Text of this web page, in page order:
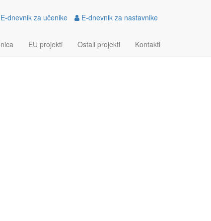
E-dnevnik za učenike E-dnevnik za nastavnike
EU projekti Ostali projekti Kontakti
U PRAKSI